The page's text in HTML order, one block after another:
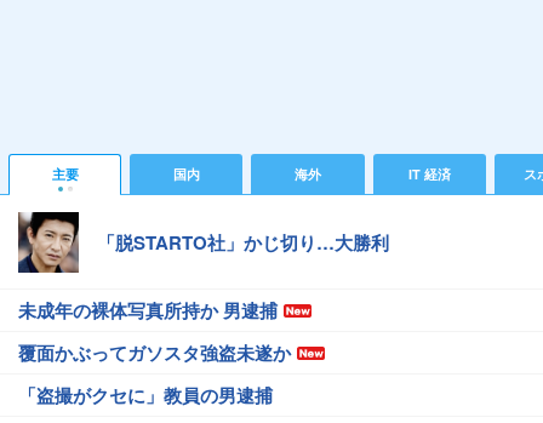
主要 国内 海外 IT 経済 ス
「脱STARTO社」かじ切り…大勝利
未成年の裸体写真所持か 男逮捕
覆面かぶってガソスタ強盗未遂か
「盗撮がクセに」教員の男逮捕